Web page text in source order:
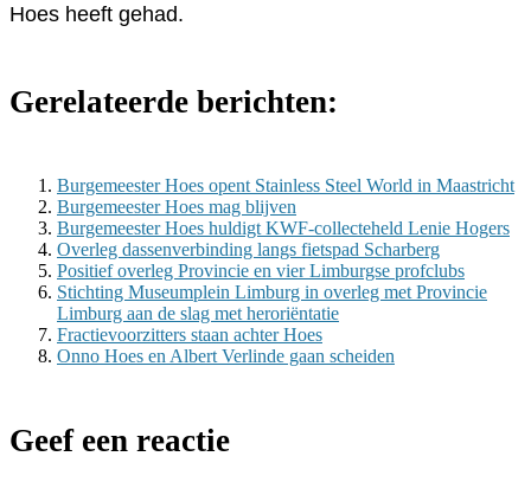
Hoes heeft gehad.
Gerelateerde berichten:
Burgemeester Hoes opent Stainless Steel World in Maastricht
Burgemeester Hoes mag blijven
Burgemeester Hoes huldigt KWF-collecteheld Lenie Hogers
Overleg dassenverbinding langs fietspad Scharberg
Positief overleg Provincie en vier Limburgse profclubs
Stichting Museumplein Limburg in overleg met Provincie
Limburg aan de slag met heroriëntatie
Fractievoorzitters staan achter Hoes
Onno Hoes en Albert Verlinde gaan scheiden
Geef een reactie